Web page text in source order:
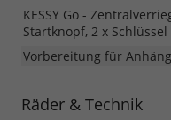
KESSY Go -
Startknopf, 2 x Schlüssel
Vorbereitung für
Räder & Technik